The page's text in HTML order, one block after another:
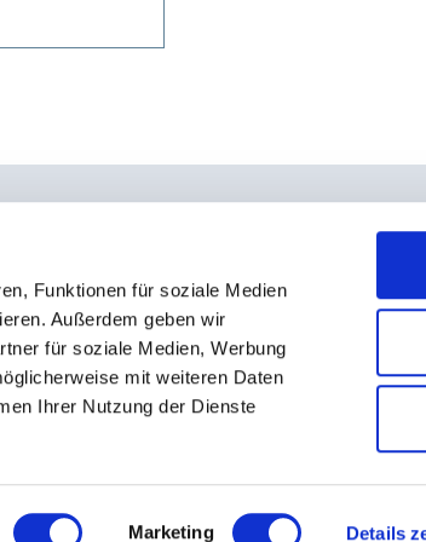
Funktionen für soziale Medien
Außerdem geben wir
für soziale Medien, Werbung
mit weiteren Daten
Ihrer Nutzung der Dienste
Marketing Details
Kontakt
Storno- und
Impressum
Datenschutz